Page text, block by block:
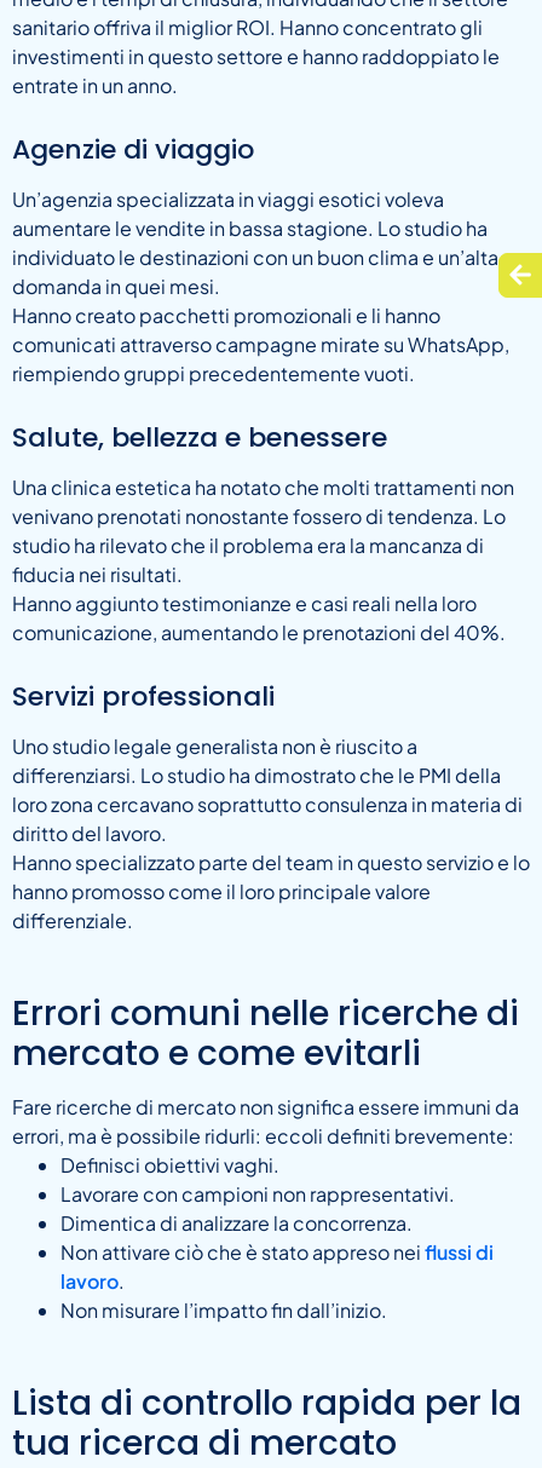
sanitario offriva il miglior ROI. Hanno concentrato gli
investimenti in questo settore e hanno raddoppiato le
entrate in un anno.
Agenzie di viaggio
Un’agenzia specializzata in viaggi esotici voleva
aumentare le vendite in bassa stagione. Lo studio ha
individuato le destinazioni con un buon clima e un’alta
domanda in quei mesi.
Hanno creato pacchetti promozionali e li hanno
comunicati attraverso campagne mirate su WhatsApp,
riempiendo gruppi precedentemente vuoti.
Salute, bellezza e benessere
Una clinica estetica ha notato che molti trattamenti non
venivano prenotati nonostante fossero di tendenza. Lo
studio ha rilevato che il problema era la mancanza di
fiducia nei risultati.
Hanno aggiunto testimonianze e casi reali nella loro
comunicazione, aumentando le prenotazioni del 40%.
Servizi professionali
Uno studio legale generalista non è riuscito a
differenziarsi. Lo studio ha dimostrato che le PMI della
loro zona cercavano soprattutto consulenza in materia di
diritto del lavoro.
Hanno specializzato parte del team in questo servizio e lo
hanno promosso come il loro principale valore
differenziale.
Errori comuni nelle ricerche di
mercato e come evitarli
Fare ricerche di mercato non significa essere immuni da
errori, ma è possibile ridurli: eccoli definiti brevemente:
Definisci obiettivi vaghi.
Lavorare con campioni non rappresentativi.
Dimentica di analizzare la concorrenza.
Non attivare ciò che è stato appreso neiflussi di
lavoro.
Non misurare l’impatto fin dall’inizio.
Lista di controllo rapida per la
tua ricerca di mercato